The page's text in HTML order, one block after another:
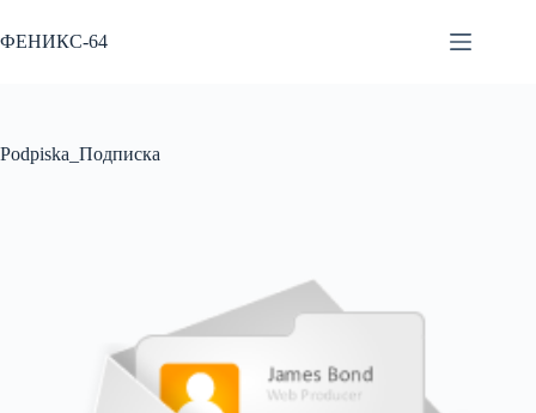
к
сути
ФЕНИКС-64
Podpiska_Подписка